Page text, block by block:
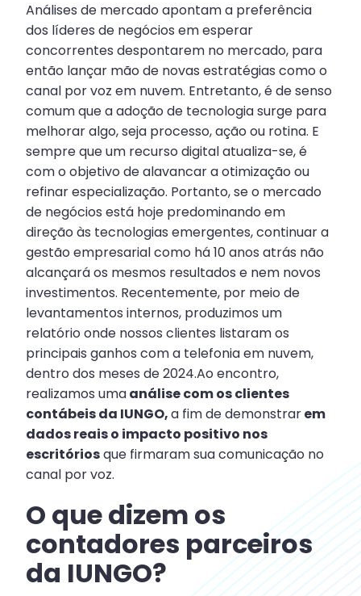
Análises de mercado apontam a preferência
dos líderes de negócios em esperar
concorrentes despontarem no mercado, para
então lançar mão de novas estratégias como o
canal por voz em nuvem. Entretanto, é de senso
comum que a adoção de tecnologia surge para
melhorar algo, seja processo, ação ou rotina. E
sempre que um recurso digital atualiza-se, é
com o objetivo de alavancar a otimização ou
refinar especialização. Portanto, se o mercado
de negócios está hoje predominando em
direção às tecnologias emergentes, continuar a
gestão empresarial como há 10 anos atrás não
alcançará os mesmos resultados e nem novos
investimentos. Recentemente, por meio de
levantamentos internos, produzimos um
relatório onde nossos clientes listaram os
principais ganhos com a telefonia em nuvem,
dentro dos meses de 2024.Ao encontro,
realizamos umaanálise com os clientes
contábeis da IUNGO,a fim de demonstrarem
dados reais o impacto positivo nos
escritóriosque firmaram sua comunicação no
canal por voz.
O que dizem os
contadores parceiros
da IUNGO?